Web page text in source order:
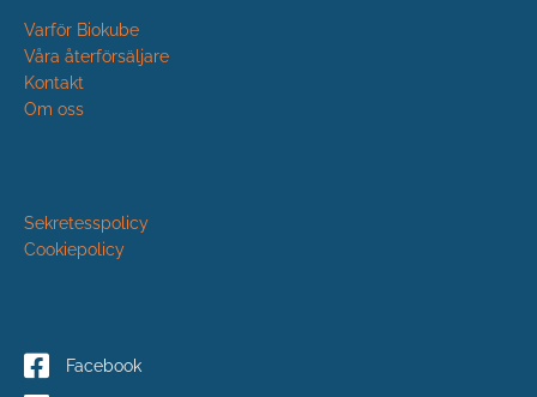
Varför Biokube
Våra återförsäljare
Kontakt
Om oss
Sekretesspolicy
Cookiepolicy
Facebook